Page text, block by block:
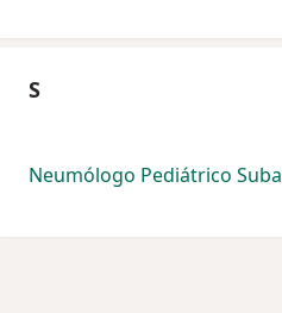
S
Neumólogo Pediátrico Suba